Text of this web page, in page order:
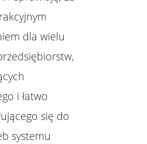
dla wielu
i łatwo
się do
systemu